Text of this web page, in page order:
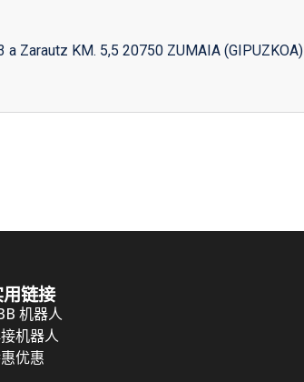
a Zarautz KM. 5,5 20750 ZUMAIA (GIPUZKOA)
用链接
机器人
机器人
优惠